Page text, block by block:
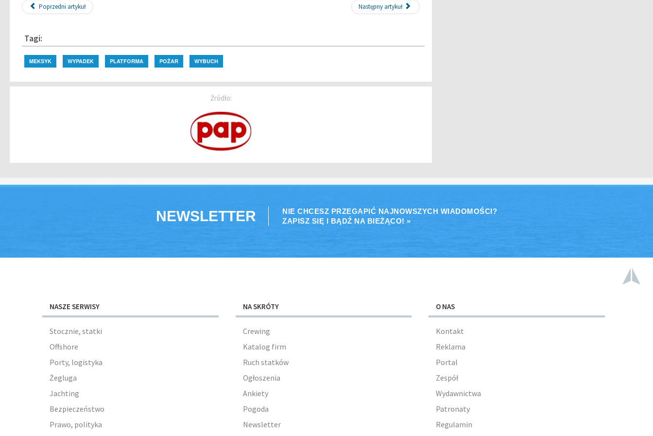
Poprzedni artykuł Następny artykuł
Tagi:
MEKSYK WYPADEK PLATFORMA POŻAR WYBUCH
Źródło:
NEWSLETTER
NIE CHCESZ PRZEGAPIĆ NAJNOWSZYCH WIADOMOŚCI?
ZAPISZ SIĘ I BĄDŹ NA BIEŻĄCO! »
NASZE SERWISY
Stocznie, statki
Offshore
Porty, logistyka
Żegluga
Jachting
Bezpieczeństwo
Prawo, polityka
NA SKRÓTY
Crewing
Katalog firm
Ruch statków
Ogłoszenia
Ankiety
Pogoda
Newsletter
O NAS
Kontakt
Reklama
Portal
Zespół
Wydawnictwa
Patronaty
Regulamin